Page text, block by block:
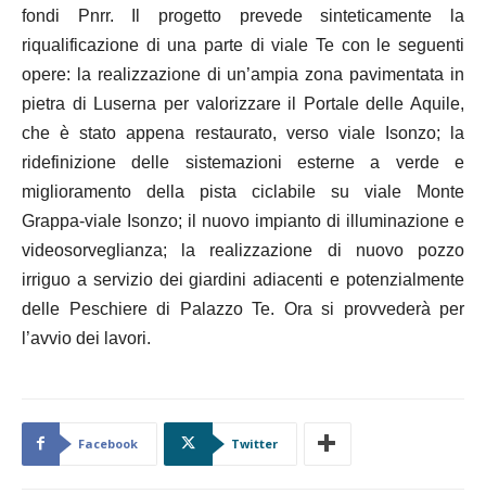
fondi Pnrr. Il progetto prevede sinteticamente la
riqualificazione di una parte di viale Te con le seguenti
opere: la realizzazione di un’ampia zona pavimentata in
pietra di Luserna per valorizzare il Portale delle Aquile,
che è stato appena restaurato, verso viale Isonzo; la
ridefinizione delle sistemazioni esterne a verde e
miglioramento della pista ciclabile su viale Monte
Grappa-viale Isonzo; il nuovo impianto di illuminazione e
videosorveglianza; la realizzazione di nuovo pozzo
irriguo a servizio dei giardini adiacenti e potenzialmente
delle Peschiere di Palazzo Te. Ora si provvederà per
l’avvio dei lavori.
Facebook Twitter